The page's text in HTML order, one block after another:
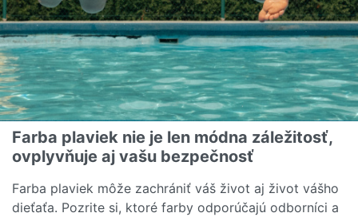
Farba plaviek nie je len módna záležitosť,
ovplyvňuje aj vašu bezpečnosť
Farba plaviek môže zachrániť váš život aj život vášho
dieťaťa. Pozrite si, ktoré farby odporúčajú odborníci a